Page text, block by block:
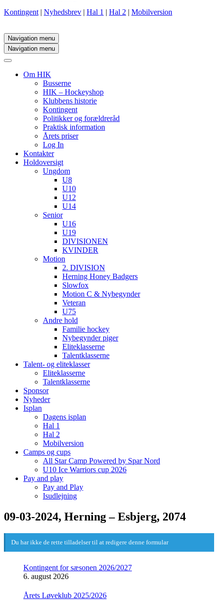
Kontingent | Nyhedsbrev | Hal 1 | Hal 2 | Mobilversion
Navigation menu
Navigation menu
Om HIK
Busserne
HIK – Hockeyshop
Klubbens historie
Kontingent
Politikker og forældreråd
Praktisk information
Årets priser
Log In
Kontakter
Holdoversigt
Ungdom
U8
U10
U12
U14
Senior
U16
U19
DIVISIONEN
KVINDER
Motion
2. DIVISION
Herning Honey Badgers
Slowfox
Motion C & Nybegynder
Veteran
U75
Andre hold
Familie hockey
Nybegynder piger
Eliteklasserne
Talentklasserne
Talent- og eliteklasser
Eliteklasserne
Talentklasserne
Sponsor
Nyheder
Isplan
Dagens isplan
Hal 1
Hal 2
Mobilversion
Camps og cups
All Star Camp Powered by Spar Nord
U10 Ice Warriors cup 2026
Pay and play
Pay and Play
Isudlejning
09-03-2024, Herning – Esbjerg, 2074
Du har ikke de rette tilladelser til at redigere denne formular
Kontingent for sæsonen 2026/2027
6. august 2026
Årets Løveklub 2025/2026